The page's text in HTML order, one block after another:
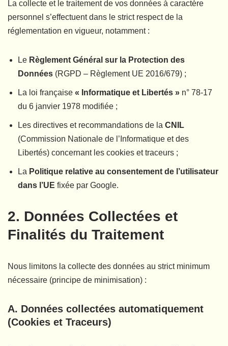
La collecte et le traitement de vos données à caractère
personnel s’effectuent dans le strict respect de la
réglementation en vigueur, notamment :
Le Règlement Général sur la Protection des
Données (RGPD – Règlement UE 2016/679) ;
La loi française « Informatique et Libertés » n° 78-17
du 6 janvier 1978 modifiée ;
Les directives et recommandations de la CNIL
(Commission Nationale de l’Informatique et des
Libertés) concernant les cookies et traceurs ;
La Politique relative au consentement de l’utilisateur
dans l’UE fixée par Google.
2. Données Collectées et
Finalités du Traitement
Nous limitons la collecte des données au strict minimum
nécessaire (principe de minimisation) :
A. Données collectées automatiquement
(Cookies et Traceurs)